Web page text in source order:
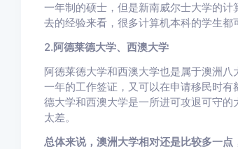
一年制的硕士，但是新南威尔士大学的
去的经验来看，很多计算机本科的学生都
2.阿德莱德大学、西澳大学
阿德莱德大学和西澳大学也是属于澳洲
一年的工作签证，又可以在申请移民时
德大学和西澳大学是一所进可攻退可守
太差。
总体来说，澳洲大学相对还是比较多一